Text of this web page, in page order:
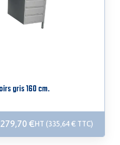
gris 160 cm.
279,70 €HT (335,64€TTC)